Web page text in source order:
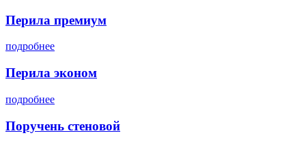
Перила премиум
подробнее
Перила эконом
подробнее
Поручень стеновой